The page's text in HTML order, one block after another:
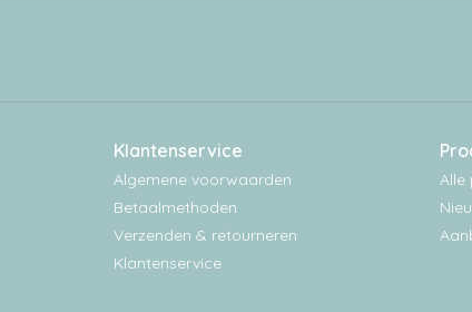
Klantenservice
Algemene voorwaarden
Betaalmethoden
Verzenden & retourneren
Klantenservice
Alle